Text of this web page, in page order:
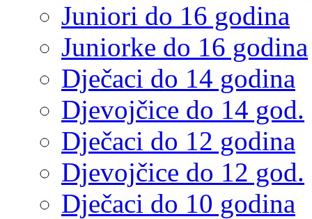
Juniori do 16 godina
Juniorke do 16 godina
Dječaci do 14 godina
Djevojčice do 14 god.
Dječaci do 12 godina
Djevojčice do 12 god.
Dječaci do 10 godina